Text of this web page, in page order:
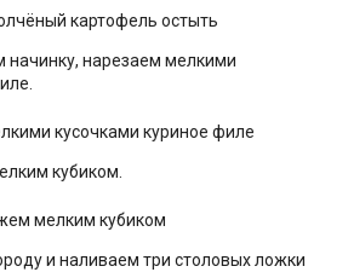
начинку, нарезаем мелкими
кубиком.
и наливаем три столовых ложки